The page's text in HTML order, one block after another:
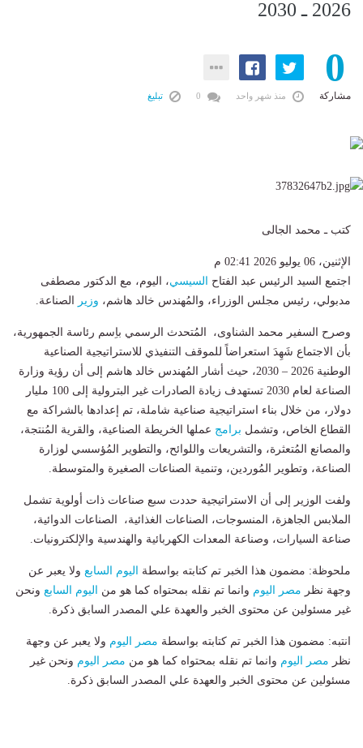
2026 ـ 2030
0
مشاركة منذ شهر واحد تبليغ
كتب ـ محمد الجالى
الإثنين، 06 يوليو 2026 02:41 م
اجتمع السيد الرئيس عبد الفتاح السيسي، اليوم، مع الدكتور مصطفى
مدبولي، رئيس مجلس الوزراء، والمُهندس خالد هاشم، وزير الصناعة.
وصرح السفير محمد الشناوى، المُتحدث الرسمي باِسم رئاسة الجمهورية،
بأن الاجتماع شَهِدَ استعراضاً للموقف التنفيذي للاستراتيجية الصناعية
الوطنية 2026 – 2030، حيث أشار المُهندس خالد هاشم إلى أن رؤية وزارة
الصناعة لعام 2030 تستهدف زيادة الصادرات غير البترولية إلى 100 مليار
دولار، من خلال بناء استراتيجية صناعية شاملة، تم إعدادها بالشراكة مع
القطاع الخاص، وتشمل برامج عملها الخريطة الصناعية، والقرية المُنتجة،
والمصانع المُتعثرة، والتشريعات واللوائح، والتطوير المُؤسسي لوزارة
الصناعة، وتطوير المُوردين، وتنمية الصناعات الصغيرة والمتوسطة.
ولفت الوزير إلى أن الاستراتيجية حددت سبع صناعات ذات أولوية تشمل
الملابس الجاهزة، المنسوجات، الصناعات الغذائية، الصناعات الدوائية،
صناعة السيارات، وصناعة المعدات الكهربائية والهندسية والإلكترونيات.
ملحوظة: مضمون هذا الخبر تم كتابته بواسطة اليوم السابع ولا يعبر عن
وجهة نظر مصر اليوم وانما تم نقله بمحتواه كما هو من اليوم السابع ونحن
غير مسئولين عن محتوى الخبر والعهدة علي المصدر السابق ذكرة.
انتبه: مضمون هذا الخبر تم كتابته بواسطة مصر اليوم ولا يعبر عن وجهة
نظر مصر اليوم وانما تم نقله بمحتواه كما هو من مصر اليوم ونحن غير
مسئولين عن محتوى الخبر والعهدة علي المصدر السابق ذكرة.